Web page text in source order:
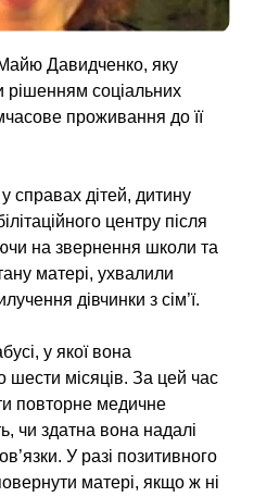
Майю Давидченко, яку
рішенням соціальних
проживання до її
справах дітей, дитину
центру після
на звернення школи та
матері, ухвалили
дівчинки з сім’ї.
у якої вона
місяців. За цей час
повторне медичне
чи здатна вона надалі
У разі позитивного
матері, якщо ж ні